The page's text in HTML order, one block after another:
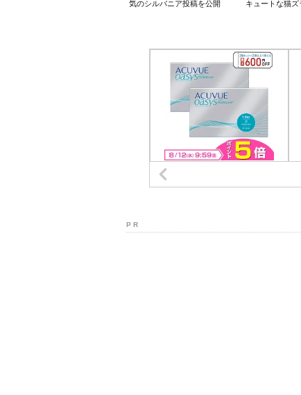
気のシルバニア投稿を公開
キュートな猫ズ
P R